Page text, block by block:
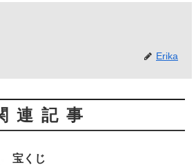
Erika
連記事
宝くじ